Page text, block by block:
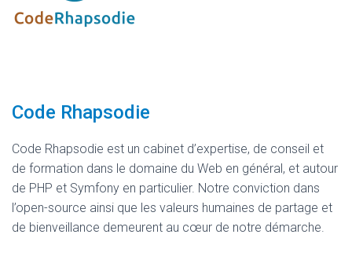
Code Rhapsodie
Code Rhapsodie est un cabinet d’expertise, de conseil et
de formation dans le domaine du Web en général, et autour
de PHP et Symfony en particulier. Notre conviction dans
l’open-source ainsi que les valeurs humaines de partage et
de bienveillance demeurent au cœur de notre démarche.